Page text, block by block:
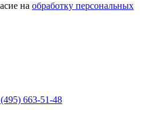
на обработку персональных
663-51-48